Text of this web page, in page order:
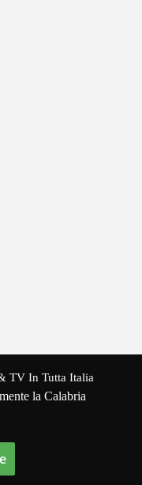
TV In Tutta Italia
la Calabria